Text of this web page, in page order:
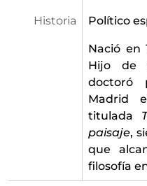
Historia Político
Nació en
Hijo de
doctoró
Madrid
titulada
paisaje,
que
filosofía